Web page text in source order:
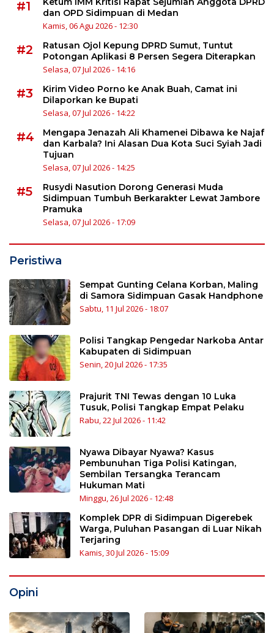
#1
dan OPD Sidimpuan di Medan
Kamis, 06 Agu 2026 - 12:30
#2
Ratusan Ojol Kepung DPRD Sumut, Tuntut
Potongan Aplikasi 8 Persen Segera Diterapkan
Selasa, 07 Jul 2026 - 14:16
#3
Kirim Video Porno ke Anak Buah, Camat ini
Dilaporkan ke Bupati
Selasa, 07 Jul 2026 - 14:22
#4
Mengapa Jenazah Ali Khamenei Dibawa ke Najaf
dan Karbala? Ini Alasan Dua Kota Suci Syiah Jadi
Tujuan
Selasa, 07 Jul 2026 - 14:25
#5
Rusydi Nasution Dorong Generasi Muda
Sidimpuan Tumbuh Berkarakter Lewat Jambore
Pramuka
Selasa, 07 Jul 2026 - 17:09
Peristiwa
Sempat Gunting Celana Korban, Maling
di Samora Sidimpuan Gasak Handphone
Sabtu, 11 Jul 2026 - 18:07
Polisi Tangkap Pengedar Narkoba Antar
Kabupaten di Sidimpuan
Senin, 20 Jul 2026 - 17:35
Prajurit TNI Tewas dengan 10 Luka
Tusuk, Polisi Tangkap Empat Pelaku
Rabu, 22 Jul 2026 - 11:42
Nyawa Dibayar Nyawa? Kasus
Pembunuhan Tiga Polisi Katingan,
Sembilan Tersangka Terancam
Hukuman Mati
Minggu, 26 Jul 2026 - 12:48
Komplek DPR di Sidimpuan Digerebek
Warga, Puluhan Pasangan di Luar Nikah
Terjaring
Kamis, 30 Jul 2026 - 15:09
Opini